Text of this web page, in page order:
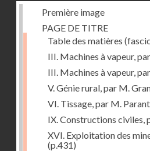
Première image
PAGE DE TITRE
Table des matières
III. Machines à vapeur,
III. Machines à vapeur,
V. Génie rural, par M.
VI. Tissage, par M. Parant
IX. Constructions civiles,
XVI. Exploitation des
(p.431)